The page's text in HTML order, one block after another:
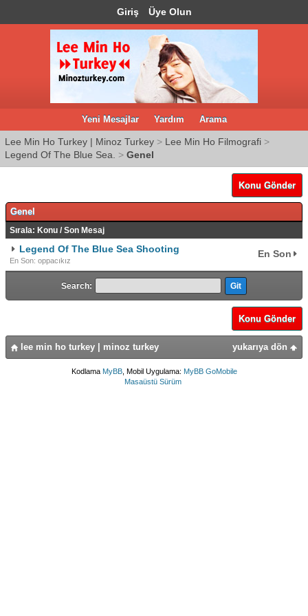
Giriş Üye Olun
Yeni Mesajlar Yardım Arama
Lee Min Ho Turkey | Minoz Turkey > Lee Min Ho Filmografi >
Legend Of The Blue Sea.
> Genel
Konu Gönder
Genel
Sırala: Konu / Son Mesaj
Legend Of The Blue Sea Shooting
En Son: oppacıkız
En Son
Search:
Konu Gönder
yukarıya dön
lee min ho turkey | minoz turkey
Kodlama MyBB, Mobil Uygulama: MyBB GoMobile
Masaüstü Sürüm